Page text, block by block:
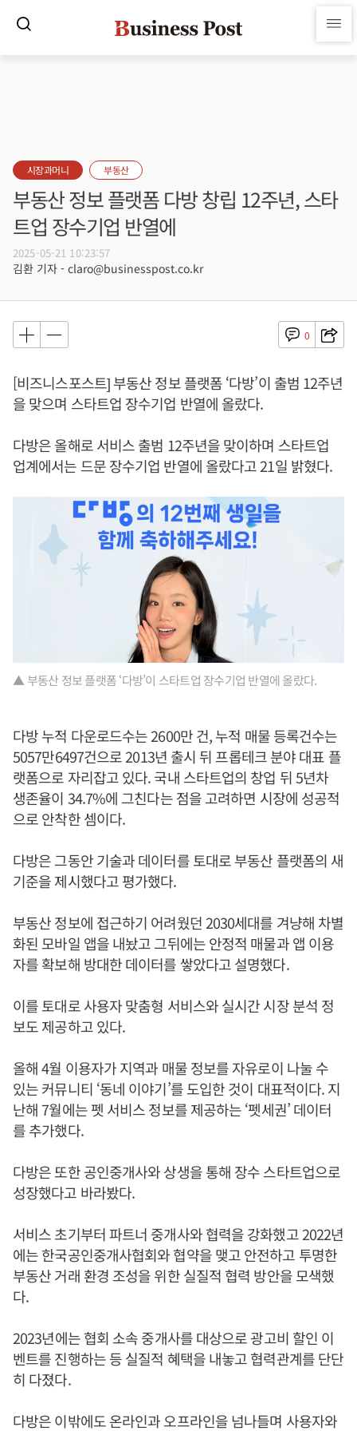
시장과머니 부동산
부동산 정보 플랫폼 다방 창립 12주년, 스타
트업 장수기업 반열에
2025-05-21 10:23:57
김환 기자 - claro@businesspost.co.kr
0
[비즈니스포스트] 부동산 정보 플랫폼 ‘다방’이 출범 12주년
을 맞으며 스타트업 장수기업 반열에 올랐다.
다방은 올해로 서비스 출범 12주년을 맞이하며 스타트업
업계에서는 드문 장수기업 반열에 올랐다고 21일 밝혔다.
▲ 부동산 정보 플랫폼 ‘다방’이 스타트업 장수기업 반열에 올랐다.
다방 누적 다운로드수는 2600만 건, 누적 매물 등록건수는
5057만6497건으로 2013년 출시 뒤 프롭테크 분야 대표 플
랫폼으로 자리잡고 있다. 국내 스타트업의 창업 뒤 5년차
생존율이 34.7%에 그친다는 점을 고려하면 시장에 성공적
으로 안착한 셈이다.
다방은 그동안 기술과 데이터를 토대로 부동산 플랫폼의 새
기준을 제시했다고 평가했다.
부동산 정보에 접근하기 어려웠던 2030세대를 겨냥해 차별
화된 모바일 앱을 내놨고 그뒤에는 안정적 매물과 앱 이용
자를 확보해 방대한 데이터를 쌓았다고 설명했다.
이를 토대로 사용자 맞춤형 서비스와 실시간 시장 분석 정
보도 제공하고 있다.
올해 4월 이용자가 지역과 매물 정보를 자유로이 나눌 수
있는 커뮤니티 ‘동네 이야기’를 도입한 것이 대표적이다. 지
난해 7월에는 펫 서비스 정보를 제공하는 ‘펫세권’ 데이터
를 추가했다.
다방은 또한 공인중개사와 상생을 통해 장수 스타트업으로
성장했다고 바라봤다.
서비스 초기부터 파트너 중개사와 협력을 강화했고 2022년
에는 한국공인중개사협회와 협약을 맺고 안전하고 투명한
부동산 거래 환경 조성을 위한 실질적 협력 방안을 모색했
다.
2023년에는 협회 소속 중개사를 대상으로 광고비 할인 이
벤트를 진행하는 등 실질적 혜택을 내놓고 협력관계를 단단
히 다졌다.
다방은 이밖에도 온라인과 오프라인을 넘나들며 사용자와